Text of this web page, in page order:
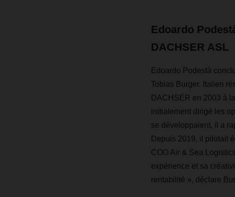
Edoardo
DACHSER ASL
Edoardo Podestà
Tobias Burger. Italien
DACHSER en 2003 à
initialement dirigé les
se développaient, il a
Depuis 2019, il pilotait
COO Air & Sea
expérience et sa
rentabilité », déclare